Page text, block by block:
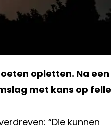
opletten. Na een
met kans op felle
“Die kunnen